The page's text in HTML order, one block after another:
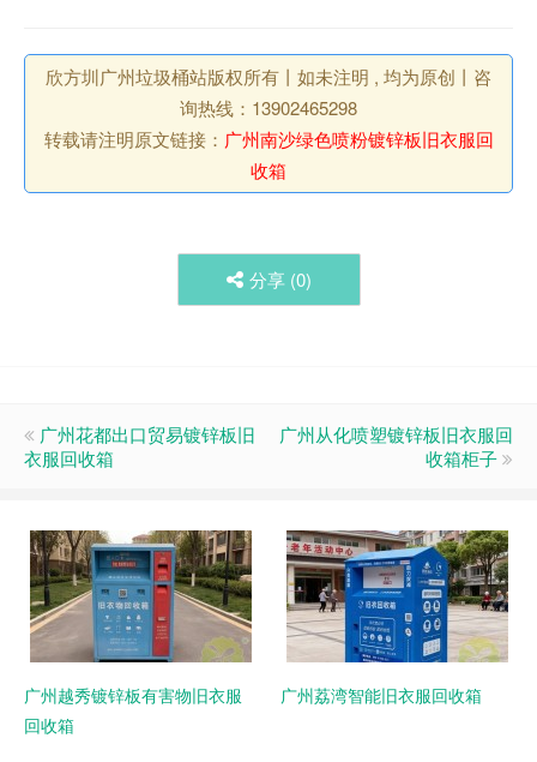
欣方圳广州垃圾桶站版权所有丨如未注明 , 均为原创丨咨
询热线：13902465298
转载请注明原文链接： 广州南沙绿色喷粉镀锌板旧衣服回
收箱
分享 (0)
广州花都出口贸易镀锌板旧
衣服回收箱
广州从化喷塑镀锌板旧衣服回
收箱柜子
广州越秀镀锌板有害物旧衣服
回收箱
广州荔湾智能旧衣服回收箱